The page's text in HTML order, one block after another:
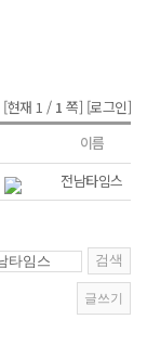
[현재 1 / 1 쪽] [로그인]
이름
전남타임스